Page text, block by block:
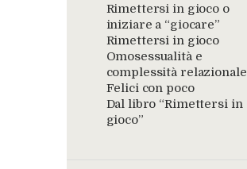
Rimettersi in gioco o
iniziare a “giocare”
Rimettersi in gioco
Omosessualità e
complessità relazionale
Felici con poco
Dal libro “Rimettersi in
gioco”